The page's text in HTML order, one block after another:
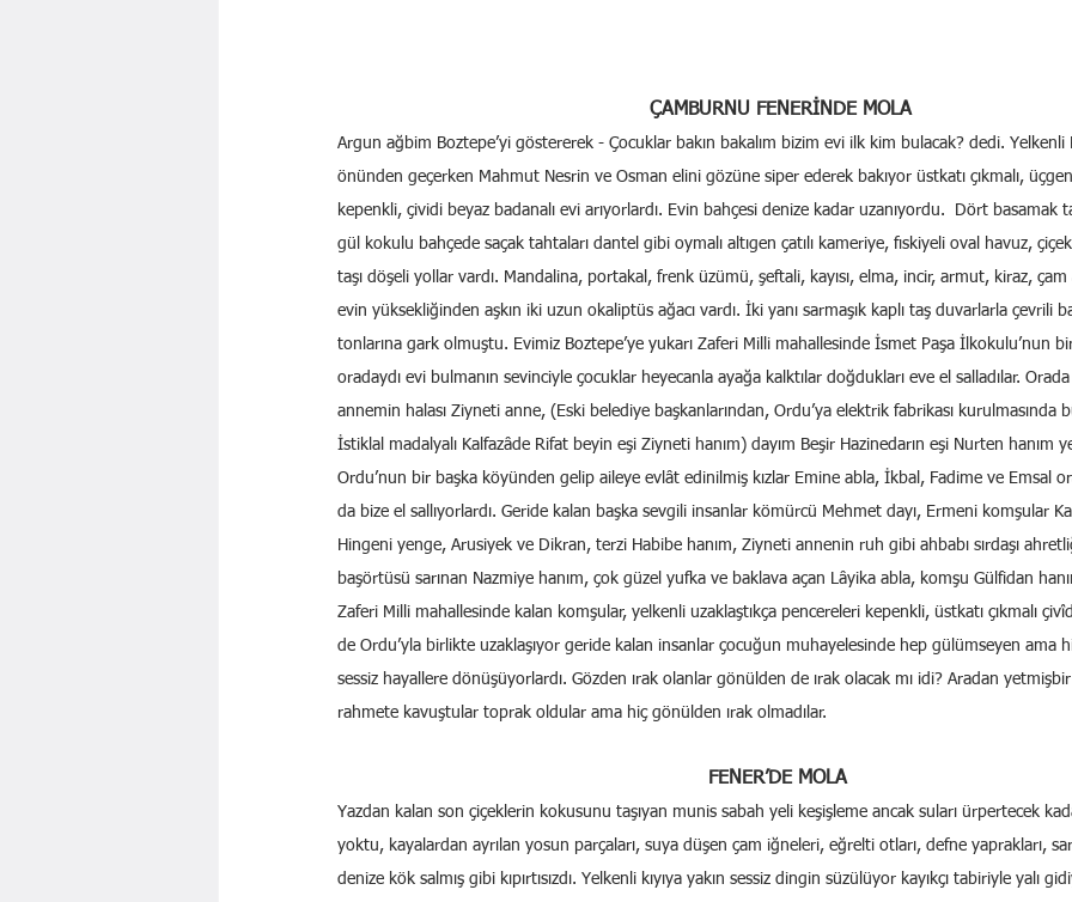
ÇAMBURNU FENERİNDE MOLA
Argun ağbim Boztepe’yi göstererek - Çocuklar bakın bakalım bizim evi ilk kim bulacak? dedi. Yelkenli
önünden geçerken Mahmut Nesrin ve Osman elini gözüne siper ederek bakıyor üstkatı çıkmalı, üçgen
kepenkli, çividi beyaz badanalı evi arıyorlardı. Evin bahçesi denize kadar uzanıyordu.  Dört basamak
gül kokulu bahçede saçak tahtaları dantel gibi oymalı altıgen çatılı kameriye, fıskiyeli oval havuz,
taşı döşeli yollar vardı. Mandalina, portakal, frenk üzümü, şeftali, kayısı, elma, incir, armut, kiraz, çam
evin yüksekliğinden aşkın iki uzun okaliptüs ağacı vardı. İki yanı sarmaşık kaplı taş duvarlarla çevrili
tonlarına gark olmuştu. Evimiz Boztepe’ye yukarı Zaferi Milli mahallesinde İsmet Paşa İlkokulu’nun
oradaydı evi bulmanın sevinciyle çocuklar heyecanla ayağa kalktılar doğdukları eve el salladılar.
annemin halası Ziyneti anne, (Eski belediye başkanlarından, Ordu’ya elektrik fabrikası kurulmasında
İstiklal madalyalı Kalfazâde Rifat beyin eşi Ziyneti hanım) dayım Beşir Hazinedarın eşi Nurten hanım
Ordu’nun bir başka köyünden gelip aileye evlât edinilmiş kızlar Emine abla, İkbal, Fadime ve Emsal
da bize el sallıyorlardı. Geride kalan başka sevgili insanlar kömürcü Mehmet dayı, Ermeni komşular
Hingeni yenge, Arusiyek ve Dikran, terzi Habibe hanım, Ziyneti annenin ruh gibi ahbabı sırdaşı
başörtüsü sarınan Nazmiye hanım, çok güzel yufka ve baklava açan Lâyika abla, komşu Gülfidan
Zaferi Milli mahallesinde kalan komşular, yelkenli uzaklaştıkça pencereleri kepenkli, üstkatı çıkmalı
de Ordu’yla birlikte uzaklaşıyor geride kalan insanlar çocuğun muhayelesinde hep gülümseyen ama
sessiz hayallere dönüşüyorlardı. Gözden ırak olanlar gönülden de ırak olacak mı idi? Aradan
rahmete kavuştular toprak oldular ama hiç gönülden ırak olmadılar.
FENER’DE MOLA
Yazdan kalan son çiçeklerin kokusunu taşıyan munis sabah yeli keşişleme ancak suları ürpertecek
yoktu, kayalardan ayrılan yosun parçaları, suya düşen çam iğneleri, eğrelti otları, defne yaprakları,
denize kök salmış gibi kıpırtısızdı. Yelkenli kıyıya yakın sessiz dingin süzülüyor kayıkçı tabiriyle yalı